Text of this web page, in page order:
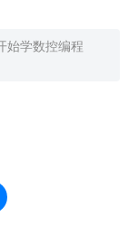
始学数控编程